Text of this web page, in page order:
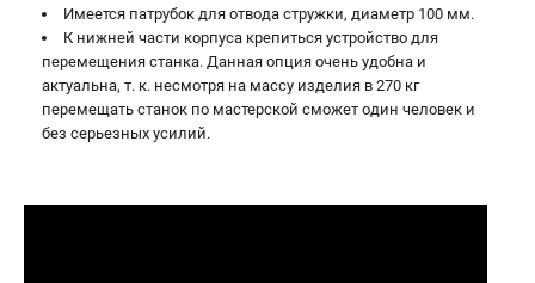
Имеется патрубок для отвода стружки, диаметр 100 мм.
К нижней части корпуса крепиться устройство для
перемещения станка. Данная опция очень удобна и
актуальна, т. к. несмотря на массу изделия в 270 кг
перемещать станок по мастерской сможет один человек и
без серьезных усилий.